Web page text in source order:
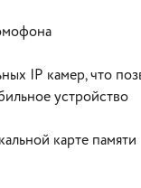
IP камер, что
устройство
карте памяти